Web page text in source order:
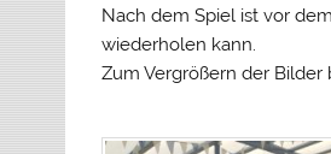
Nach dem Spiel ist vor
wiederholen kann.
Zum Vergrößern der Bilder